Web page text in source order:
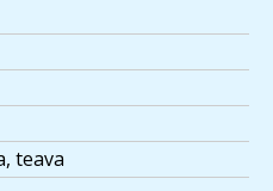
teava